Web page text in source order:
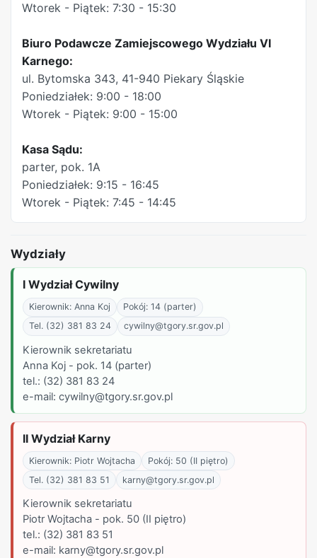
Wtorek - Piątek: 7:30 - 15:30
Biuro Podawcze Zamiejscowego Wydziału VI
Karnego:
ul. Bytomska 343, 41-940 Piekary Śląskie
Poniedziałek: 9:00 - 18:00
Wtorek - Piątek: 9:00 - 15:00
Kasa Sądu:
parter, pok. 1A
Poniedziałek: 9:15 - 16:45
Wtorek - Piątek: 7:45 - 14:45
Wydziały
I Wydział Cywilny
Kierownik: Anna Koj
Pokój: 14 (parter)
Tel. (32) 381 83 24
cywilny@tgory.sr.gov.pl
Kierownik sekretariatu
Anna Koj - pok. 14 (parter)
tel.: (32) 381 83 24
e-mail: cywilny@tgory.sr.gov.pl
II Wydział Karny
Kierownik: Piotr Wojtacha
Pokój: 50 (II piętro)
Tel. (32) 381 83 51
karny@tgory.sr.gov.pl
Kierownik sekretariatu
Piotr Wojtacha - pok. 50 (II piętro)
tel.: (32) 381 83 51
e-mail: karny@tgory.sr.gov.pl